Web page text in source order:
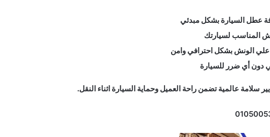
عطل السيارة بشكل مبدئي
المناسب لسيارتك
علي الونش بشكل احترافي وامن
دون أي ضرر للسيارة
سلامة عالمية تضمن راحة العميل وحماية السيارة اثناء النقل.